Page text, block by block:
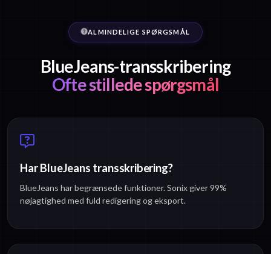
ALMINDELIGE SPØRGSMÅL
BlueJeans-transskribering
Ofte stillede spørgsmål
Har BlueJeans transskribering?
BlueJeans har begrænsede funktioner. Sonix giver 99%
nøjagtighed med fuld redigering og eksport.